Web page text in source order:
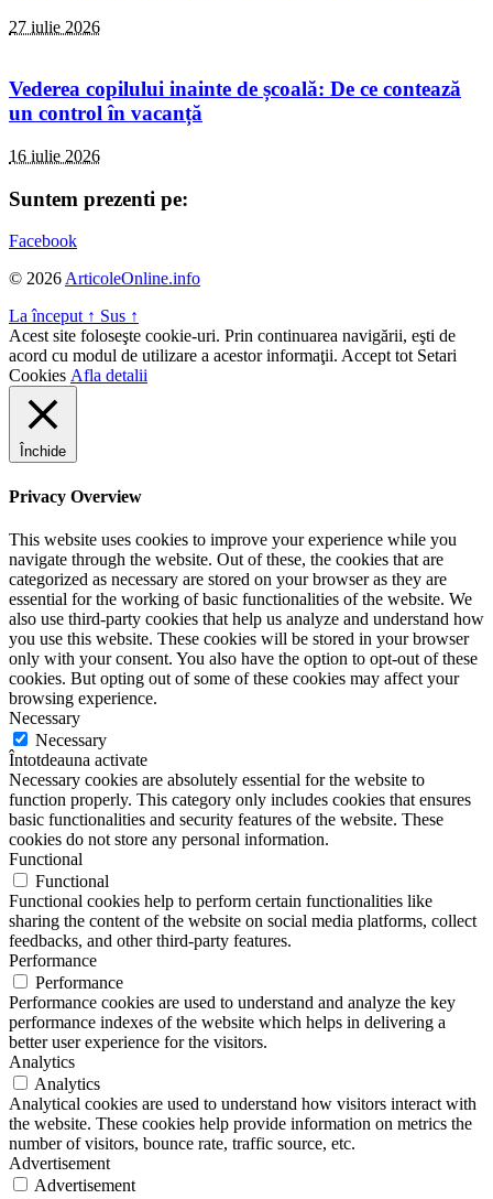
27 iulie 2026
Vederea copilului inainte de școală: De ce contează
un control în vacanță
16 iulie 2026
Suntem prezenti pe:
Facebook
© 2026 ArticoleOnline.info
La început ↑ Sus ↑
Acest site foloseşte cookie-uri. Prin continuarea navigării, eşti de
acord cu modul de utilizare a acestor informaţii. Accept tot Setari
Cookies Afla detalii
Închide
Privacy Overview
This website uses cookies to improve your experience while you
navigate through the website. Out of these, the cookies that are
categorized as necessary are stored on your browser as they are
essential for the working of basic functionalities of the website. We
also use third-party cookies that help us analyze and understand how
you use this website. These cookies will be stored in your browser
only with your consent. You also have the option to opt-out of these
cookies. But opting out of some of these cookies may affect your
browsing experience.
Necessary
Necessary
Întotdeauna activate
Necessary cookies are absolutely essential for the website to
function properly. This category only includes cookies that ensures
basic functionalities and security features of the website. These
cookies do not store any personal information.
Functional
Functional
Functional cookies help to perform certain functionalities like
sharing the content of the website on social media platforms, collect
feedbacks, and other third-party features.
Performance
Performance
Performance cookies are used to understand and analyze the key
performance indexes of the website which helps in delivering a
better user experience for the visitors.
Analytics
Analytics
Analytical cookies are used to understand how visitors interact with
the website. These cookies help provide information on metrics the
number of visitors, bounce rate, traffic source, etc.
Advertisement
Advertisement